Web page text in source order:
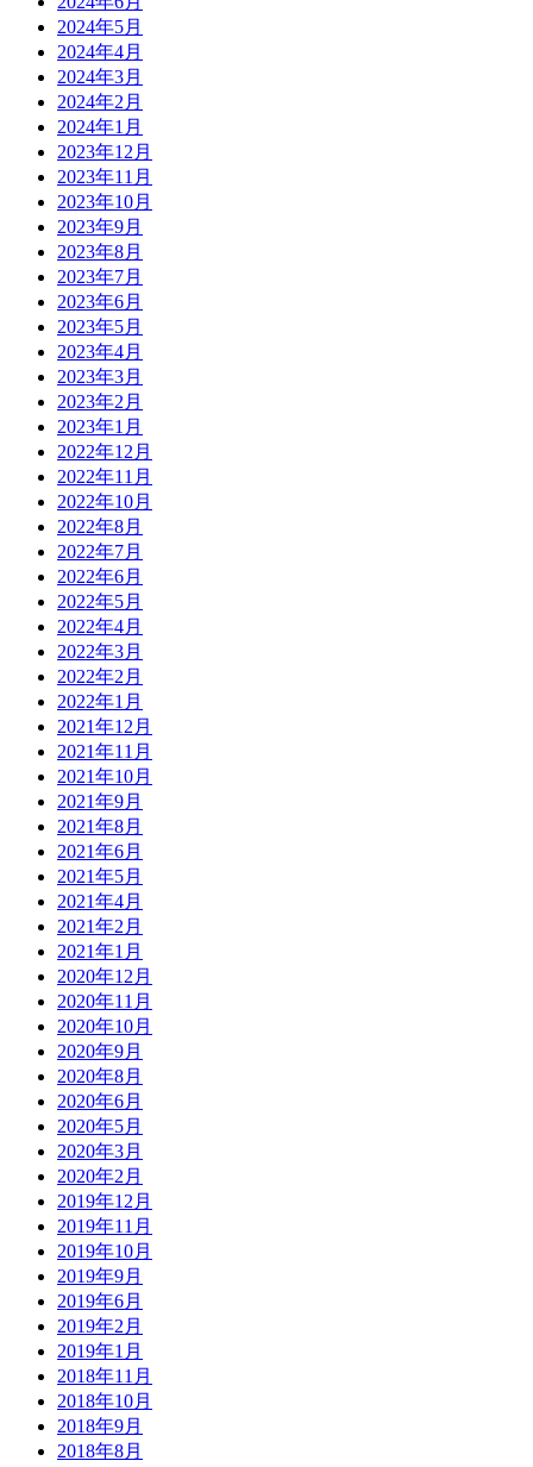
2024年5月
2024年4月
2024年3月
2024年2月
2024年1月
2023年12月
2023年11月
2023年10月
2023年9月
2023年8月
2023年7月
2023年6月
2023年5月
2023年4月
2023年3月
2023年2月
2023年1月
2022年12月
2022年11月
2022年10月
2022年8月
2022年7月
2022年6月
2022年5月
2022年4月
2022年3月
2022年2月
2022年1月
2021年12月
2021年11月
2021年10月
2021年9月
2021年8月
2021年6月
2021年5月
2021年4月
2021年2月
2021年1月
2020年12月
2020年11月
2020年10月
2020年9月
2020年8月
2020年6月
2020年5月
2020年3月
2020年2月
2019年12月
2019年11月
2019年10月
2019年9月
2019年6月
2019年2月
2019年1月
2018年11月
2018年10月
2018年9月
2018年8月